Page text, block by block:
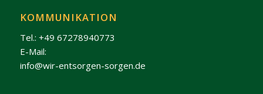
KOMMUNIKATION
Tel.: +49 67278940773
E-Mail:
info@wir-entsorgen-sorgen.de